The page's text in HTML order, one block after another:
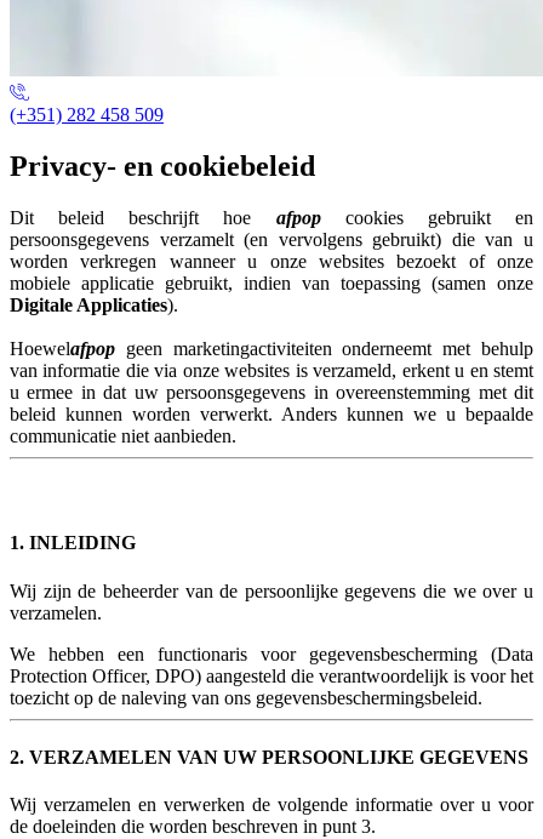
(+351) 282 458 509
Privacy- en cookiebeleid
Dit beleid beschrijft hoe afpopcookies gebruikt en
persoonsgegevens verzamelt (en vervolgens gebruikt) die van u
worden verkregen wanneer u onze websites bezoekt of onze
mobiele applicatie gebruikt, indien van toepassing (samen onze
Digitale Applicaties).
Hoewelafpop geen marketingactiviteiten onderneemt met behulp
van informatie die via onze websites is verzameld, erkent u en stemt
u ermee in dat uw persoonsgegevens in overeenstemming met dit
beleid kunnen worden verwerkt. Anders kunnen we u bepaalde
communicatie niet aanbieden.
1. INLEIDING
Wij zijn de beheerder van de persoonlijke gegevens die we over u
verzamelen.
We hebben een functionaris voor gegevensbescherming (Data
Protection Officer, DPO) aangesteld die verantwoordelijk is voor het
toezicht op de naleving van ons gegevensbeschermingsbeleid.
2. VERZAMELEN VAN UW PERSOONLIJKE GEGEVENS
Wij verzamelen en verwerken de volgende informatie over u voor
de doeleinden die worden beschreven in punt 3.